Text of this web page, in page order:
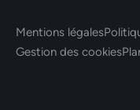
Mentions légales
Gestion des cookies